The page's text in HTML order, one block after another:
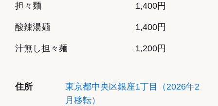
担々麺 1,400円
酸辣湯麺 1,400円
汁無し担々麺 1,200円
住所
東京都中央区銀座1丁目（2026年2
月移転）